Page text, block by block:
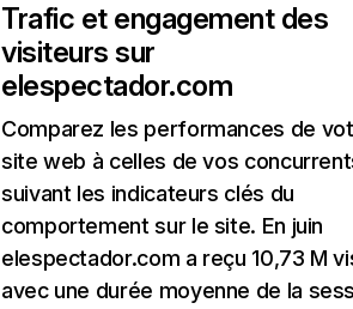
Trafic et engagement des
visiteurs sur
elespectador.com
Comparez les performances de
site web à celles de vos
suivant les indicateurs clés du
comportement sur le site. En juin
elespectador.com a reçu 10,73 M
avec une durée moyenne de la